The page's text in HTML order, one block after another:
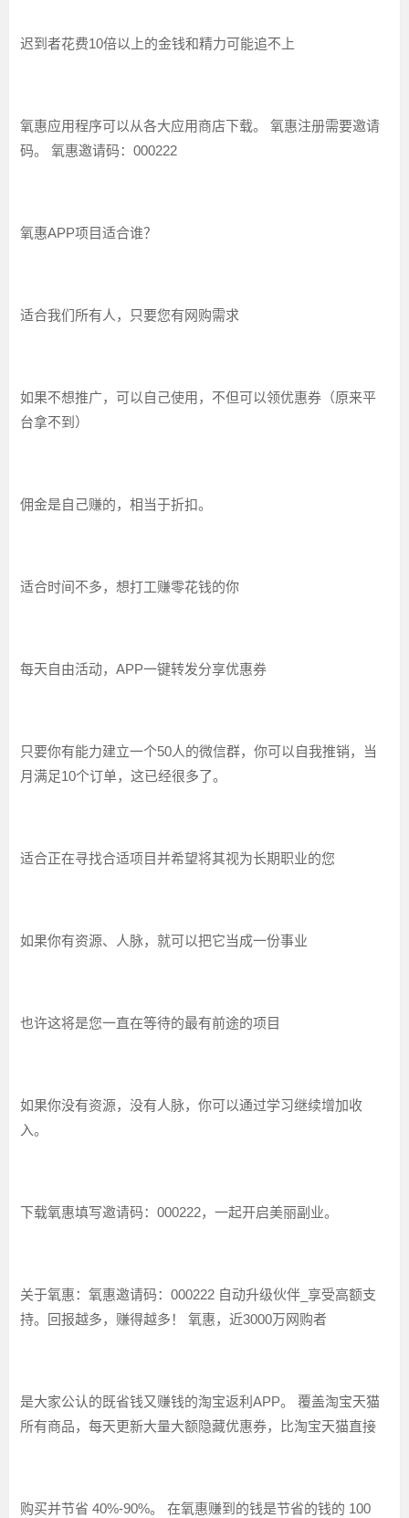
迟到者花费10倍以上的金钱和精力可能追不上
氧惠应用程序可以从各大应用商店下载。 氧惠注册需要邀请
码。 氧惠邀请码：000222
氧惠APP项目适合谁？
适合我们所有人，只要您有网购需求
如果不想推广，可以自己使用，不但可以领优惠券（原来平
台拿不到）
佣金是自己赚的，相当于折扣。
适合时间不多，想打工赚零花钱的你
每天自由活动，APP一键转发分享优惠券
只要你有能力建立一个50人的微信群，你可以自我推销，当
月满足10个订单，这已经很多了。
适合正在寻找合适项目并希望将其视为长期职业的您
如果你有资源、人脉，就可以把它当成一份事业
也许这将是您一直在等待的最有前途的项目
如果你没有资源，没有人脉，你可以通过学习继续增加收
入。
下载氧惠填写邀请码：000222，一起开启美丽副业。
关于氧惠：氧惠邀请码：000222 自动升级伙伴_享受高额支
持。回报越多，赚得越多！ 氧惠，近3000万网购者
是大家公认的既省钱又赚钱的淘宝返利APP。 覆盖淘宝天猫
所有商品，每天更新大量大额隐藏优惠券，比淘宝天猫直接
购买并节省 40%-90%。 在氧惠赚到的钱是节省的钱的 100